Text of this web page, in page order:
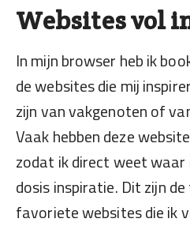
Websites vol
In mijn browser heb ik
de websites die mij
zijn van vakgenoten of
Vaak hebben deze
zodat ik direct weet
dosis inspiratie. Dit zijn
favoriete websites die ik